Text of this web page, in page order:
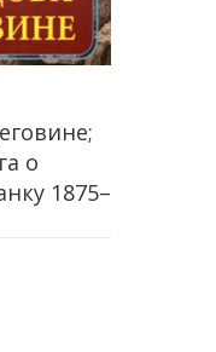
о
1875–